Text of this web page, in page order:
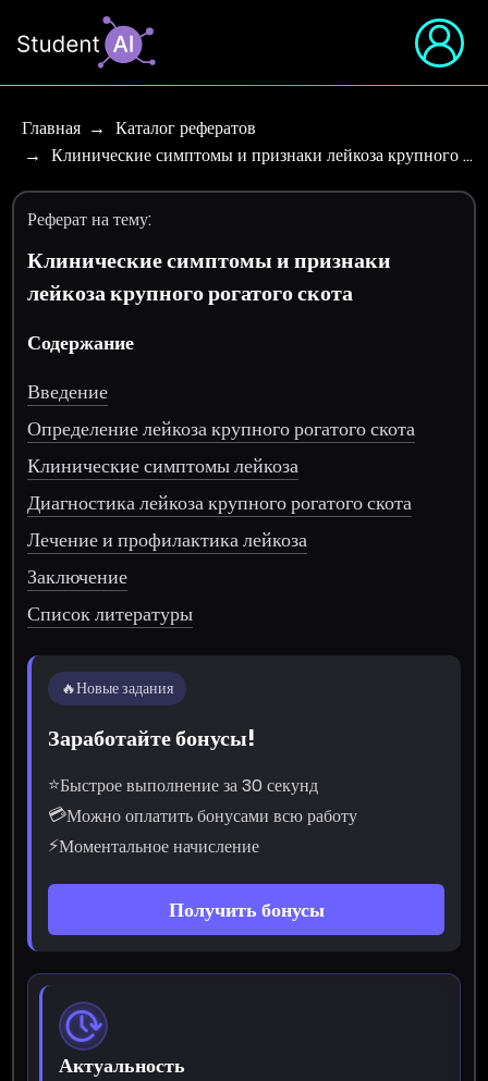
Главная
Каталог рефератов
Клинические симптомы и признаки лейкоза крупного …
Реферат на тему:
Клинические симптомы и признаки
лейкоза крупного рогатого скота
Содержание
Введение
Определение лейкоза крупного рогатого скота
Клинические симптомы лейкоза
Диагностика лейкоза крупного рогатого скота
Лечение и профилактика лейкоза
Заключение
Список литературы
🔥Новые задания
Заработайте бонусы!
⭐Быстрое выполнение за 30 секунд
💳Можно оплатить бонусами всю работу
⚡Моментальное начисление
Получить бонусы
Актуальность